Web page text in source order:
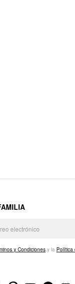
y Condiciones y la Política